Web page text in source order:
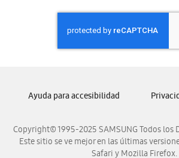
Samsung Honduras
Samsung Nicaragua
Samsung Panamá
Samsung Venezuela
Copyright© 1995-2025 SAMSUNG Todos los
Este sitio se ve mejor en las últimas
Safari y Mozilla Firefox.
Ayuda para accesibilidad